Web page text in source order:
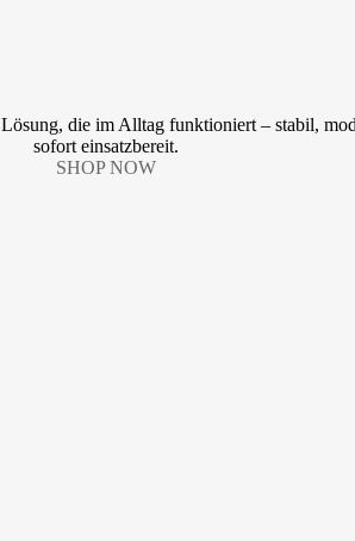
die im Alltag funktioniert – stabil,
sofort einsatzbereit.
SHOP NOW